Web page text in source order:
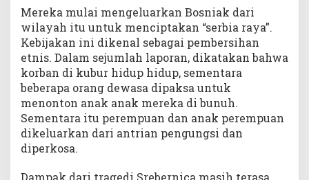
Mereka mulai mengeluarkan Bosniak dari
wilayah itu untuk menciptakan “serbia raya”.
Kebijakan ini dikenal sebagai pembersihan
etnis. Dalam sejumlah laporan, dikatakan bahwa
korban di kubur hidup hidup, sementara
beberapa orang dewasa dipaksa untuk
menonton anak anak mereka di bunuh.
Sementara itu perempuan dan anak perempuan
dikeluarkan dari antrian pengungsi dan
diperkosa.
Dampak dari tragedi Srebernica masih terasa